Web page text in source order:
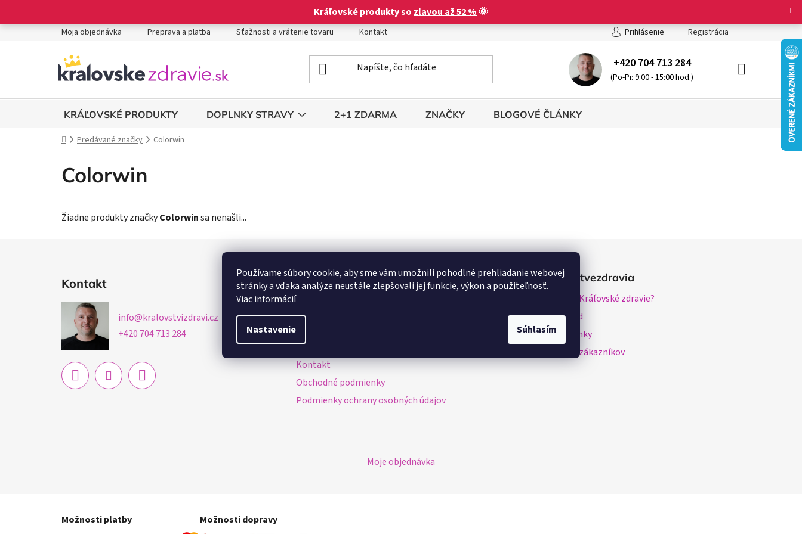
Používame súbory cookie, aby sme vám umožnili pohodlné prehliadanie webovej
stránky a vďaka analýze neustále zlepšovali jej funkcie, výkon a použiteľnosť.
Viac informácií
Nastavenie Súhlasím
Kráľovské produkty so zľavou až 52 % 🌞
Moja objednávka Preprava a platba Sťažnosti a vrátenie tovaru Kontakt Podmienky ochrany osobných údajov
Prihlásenie Registrácia
+420 704 713 284
(Po-Pi: 9:00 - 15:00 hod.)
KRÁĽOVSKÉ PRODUKTY DOPLNKY STRAVY 2+1 ZDARMA ZNAČKY BLOGOVÉ ČLÁNKY
Domov
Predávané značky Colorwin
Colorwin
Žiadne produkty značkyColorwinsa nenašli...
Kontakt
info@kralovstvizdravi.cz
+420 704 713 284
Informácie pre vás
Preprava a platba
Sťažnosti a vrátenie tovaru
Kontakt
Obchodné podmienky
Podmienky ochrany osobných údajov
O Kráľovstvezdravia
Ako vznikol Kráľovské zdravie?
Veľkoobchod
Blogové články
Spokojnosť zákazníkov
Moje objednávka
Možnosti platby Možnosti dopravy